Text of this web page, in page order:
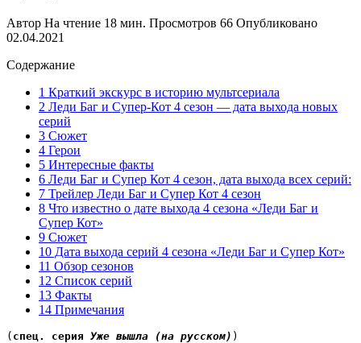
Автор На чтение 18 мин. Просмотров 66 Опубликовано
02.04.2021
Содержание
1 Краткий экскурс в историю мультсериала
2 Леди Баг и Супер-Кот 4 сезон — дата выхода новых
серий
3 Сюжет
4 Герои
5 Интересные факты
6 Леди Баг и Супер Кот 4 сезон, дата выхода всех серий:
7 Трейлер Леди Баг и Супер Кот 4 сезон
8 Что известно о дате выхода 4 сезона «Леди Баг и
Супер Кот»
9 Сюжет
10 Дата выхода серий 4 сезона «Леди Баг и Супер Кот»
11 Обзор сезонов
12 Список серий
13 Факты
14 Примечания
( спец. серия Уже вышла (на русском) )